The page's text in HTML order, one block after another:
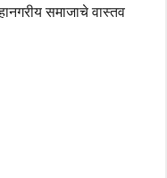
समाजाचे वास्तव